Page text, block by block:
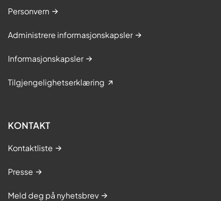
Personvern
Administrere informasjonskapsler
Informasjonskapsler
Tilgjengelighetserklæring
KONTAKT
Kontaktliste
Presse
Meld deg på nyhetsbrev